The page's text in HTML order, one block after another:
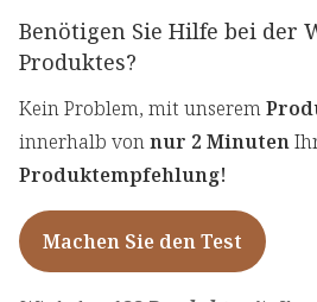
Benötigen Sie Hilfe bei der
Produktes?
Kein Problem, mit unserem
innerhalb vonnur 2 Minuten
Produktempfehlung!
Machen Sie den Test